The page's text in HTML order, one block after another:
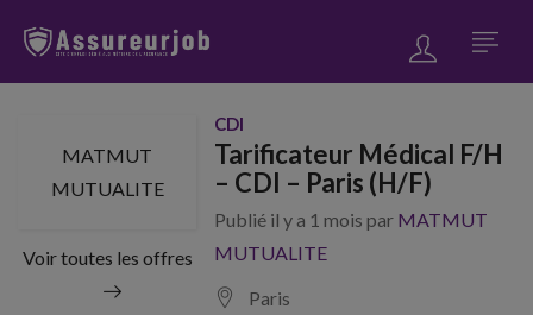
MATMUT
MUTUALITE
Voir toutes les offres
CDI
Tarificateur Médical F/H
– CDI – Paris (H/F)
Publié il y a 1 mois par MATMUT
MUTUALITE
Paris